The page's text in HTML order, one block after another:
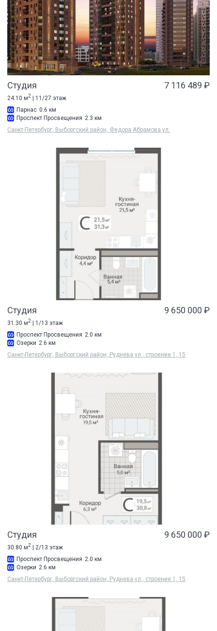
Студия 7 116 489 ₽
24.10 м2
| 11/27 этаж
Парнас 0.6 км
Проспект Просвещения 2.3 км
Санкт-Петербург, Выборгский район, Федора Абрамова ул.
Студия 9 650 000 ₽
31.30 м2 | 1/13 этаж
Проспект Просвещения 2.0 км
Озерки 2.6 км
Санкт-Петербург, Выборгский район, Руднева ул., строение 1, 15
Студия 9 650 000 ₽
30.80 м2
| 2/13 этаж
Проспект Просвещения 2.0 км
Озерки 2.6 км
Санкт-Петербург, Выборгский район, Руднева ул., строение 1, 15